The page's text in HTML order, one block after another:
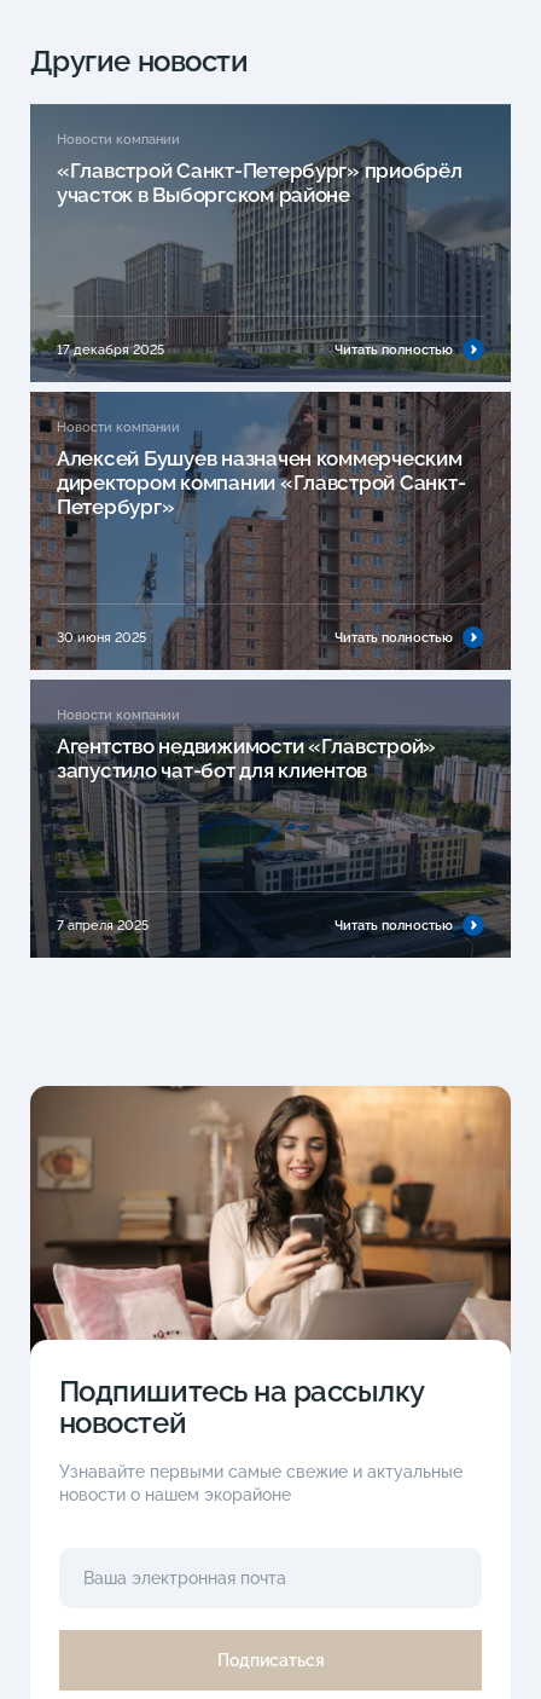
Другие новости
Новости компании
«Главстрой Санкт-Петербург» приобрёл
участок в Выборгском районе
17 декабря 2025 Читать полностью
Новости компании
Алексей Бушуев назначен коммерческим
директором компании «Главстрой Санкт-
Петербург»
30 июня 2025 Читать полностью
Новости компании
Агентство недвижимости «Главстрой»
запустило чат-бот для клиентов
7 апреля 2025 Читать полностью
Подпишитесь на рассылку
новостей
Узнавайте первыми самые свежие и актуальные
новости о нашем экорайоне
Подписаться